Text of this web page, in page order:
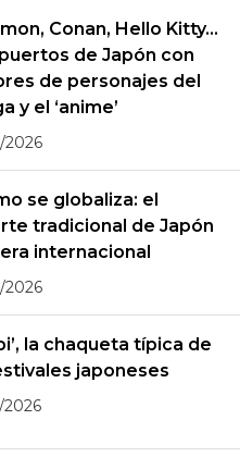
Conan, Hello Kitty...
de Japón con
de personajes del
y el ‘anime’
se globaliza: el
tradicional de Japón
internacional
la chaqueta típica de
japoneses